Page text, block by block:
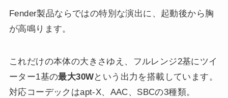
Fender製品ならではの特別な演出に、起動後から胸
が高鳴ります。
これだけの本体の大きさゆえ、フルレンジ2基にツイ
ーター1基の最大30Wという出力を搭載しています。
対応コーデックはapt-X、AAC、SBCの3種類。